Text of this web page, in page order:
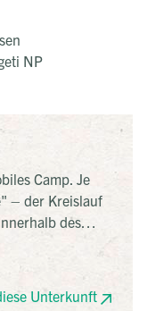
NP
Camp. Je
– der Kreislauf
des
wandert auch
die
für die
Unterkunft